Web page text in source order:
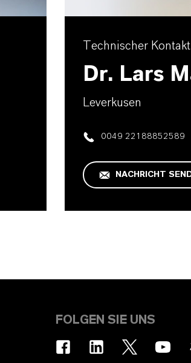
Technischer Kontakt
Dr. Lars
Leverkusen
0049 22188852589
NACHRICHT
FOLGEN SIE UNS